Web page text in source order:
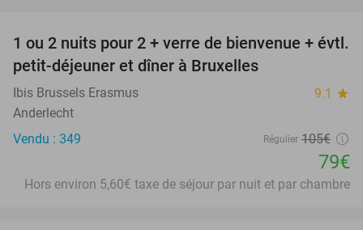
25%
1 ou 2 nuits pour 2 + verre de bienvenue + évtl.
petit-déjeuner et dîner à Bruxelles
Ibis Brussels Erasmus 9.1 star
Anderlecht
Vendu : 349
Régulier 105€
79€
Hors environ 5,60€ taxe de séjour par nuit et par chambre